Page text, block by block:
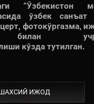
ИЖОД
“Ўзбекистон
ўзбек санъат
фотокўргазма,
билан
кўзда тутилган.